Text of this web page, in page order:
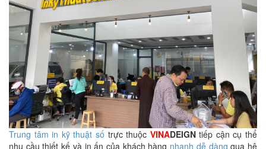
Trung tâm in kỹ thuật số trực thuộc VINADEIGNtiếp cận cụ thể
nhu cầu thiết kế và in ấn của khách hàng nhanh dễ dàng qua hệ